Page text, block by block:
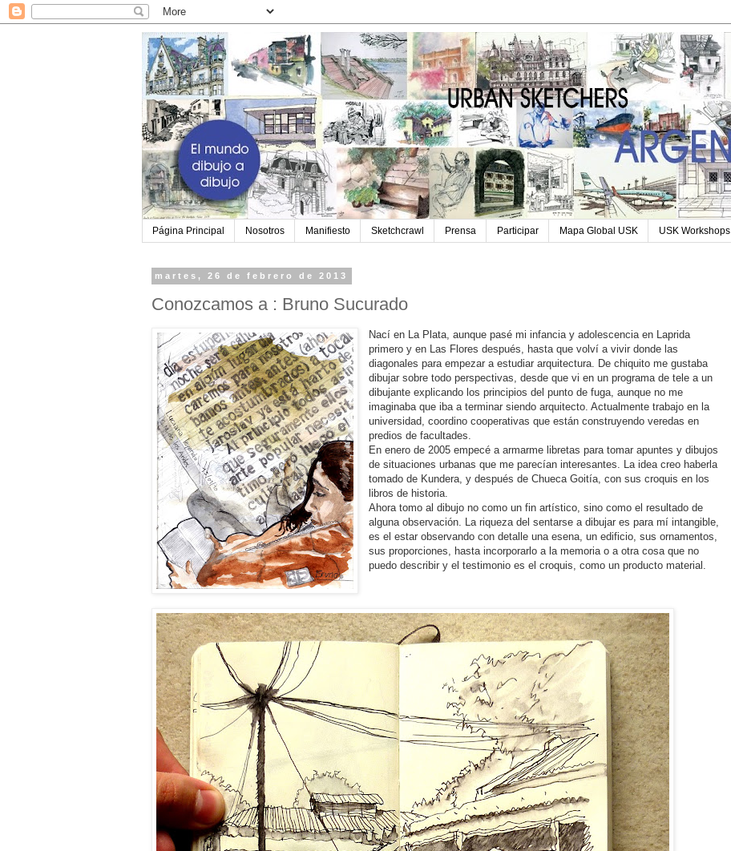
Página Principal Nosotros Manifiesto Sketchcrawl Prensa Participar Mapa Global USK USK Workshops
martes, 26 de febrero de 2013
Conozcamos a : Bruno Sucurado
Nací en La Plata, aunque pasé mi infancia y adolescencia en Laprida
primero y en Las Flores después, hasta que volví a vivir donde las
diagonales para empezar a estudiar arquitectura. De chiquito me gustaba
dibujar sobre todo perspectivas, desde que vi en un programa de tele a un
dibujante explicando los principios del punto de fuga, aunque no me
imaginaba que iba a terminar siendo arquitecto. Actualmente trabajo en la
universidad, coordino cooperativas que están construyendo veredas en
predios de facultades.
En enero de 2005 empecé a armarme libretas para tomar apuntes y dibujos
de situaciones urbanas que me parecían interesantes. La idea creo haberla
tomado de Kundera, y después de Chueca Goitía, con sus croquis en los
libros de historia.
Ahora tomo al dibujo no como un fin artístico, sino como el resultado de
alguna observación. La riqueza del sentarse a dibujar es para mí intangible,
es el estar observando con detalle una esena, un edificio, sus ornamentos,
sus proporciones, hasta incorporarlo a la memoria o a otra cosa que no
puedo describir y el testimonio es el croquis, como un producto material.